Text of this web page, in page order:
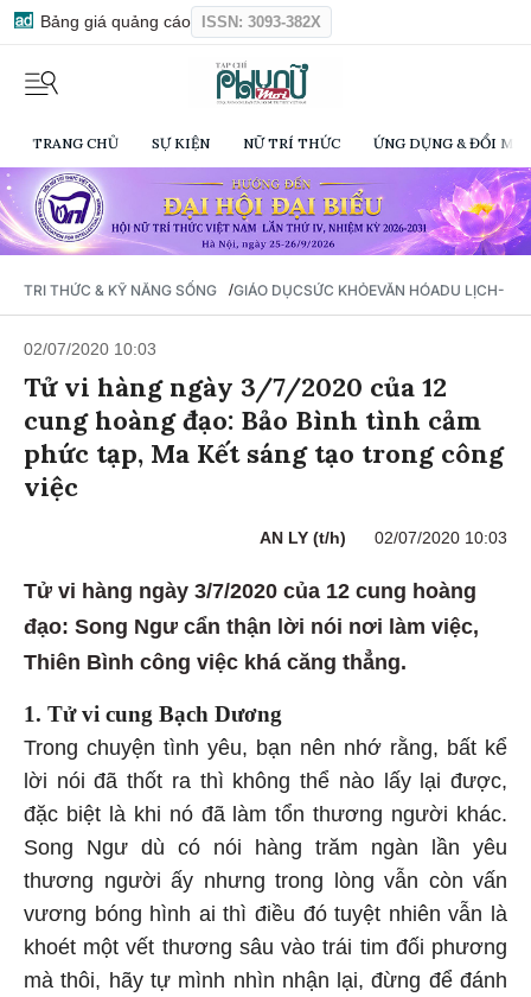
Bảng giá quảng cáo ISSN: 3093-382X
TRANG CHỦ SỰ KIỆN NỮ TRÍ THỨC ỨNG DỤNG & ĐỔI
TRI THỨC & KỸ NĂNG SỐNG /GIÁO DỤCSỨC KHỎEVĂN HÓADU LỊCH-
02/07/2020 10:03
Tử vi hàng ngày 3/7/2020 của 12
cung hoàng đạo: Bảo Bình tình cảm
phức tạp, Ma Kết sáng tạo trong công
việc
AN LY (t/h) 02/07/2020 10:03
Tử vi hàng ngày 3/7/2020 của 12 cung hoàng
đạo: Song Ngư cẩn thận lời nói nơi làm việc,
Thiên Bình công việc khá căng thẳng.
1. Tử vi cung Bạch Dương
Trong chuyện tình yêu, bạn nên nhớ rằng, bất kể
lời nói đã thốt ra thì không thể nào lấy lại được,
đặc biệt là khi nó đã làm tổn thương người khác.
Song Ngư dù có nói hàng trăm ngàn lần yêu
thương người ấy nhưng trong lòng vẫn còn vấn
vương bóng hình ai thì điều đó tuyệt nhiên vẫn là
khoét một vết thương sâu vào trái tim đối phương
mà thôi, hãy tự mình nhìn nhận lại, đừng để đánh